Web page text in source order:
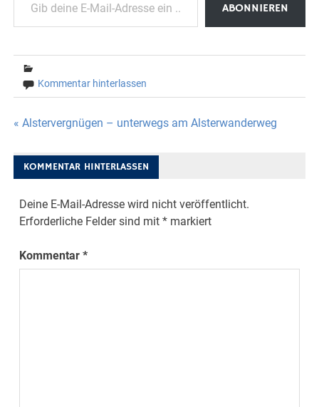
ABONNIEREN
Kommentar hinterlassen
Beitragsnavigation
« Alstervergnügen – unterwegs am Alsterwanderweg
KOMMENTAR HINTERLASSEN
Deine E-Mail-Adresse wird nicht veröffentlicht.
Erforderliche Felder sind mit* markiert
Kommentar*